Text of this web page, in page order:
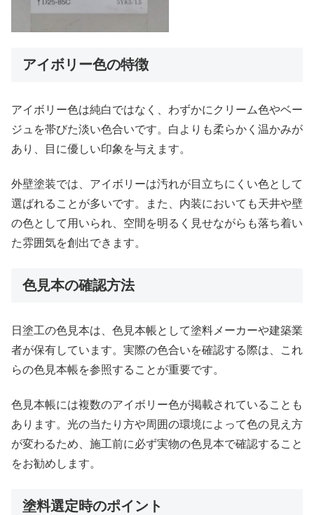
アイボリー色の特徴
アイボリー色は純白ではなく、わずかにクリーム色やベー
ジュを帯びた淡い色合いです。白よりも柔らかく温かみが
あり、目に優しい印象を与えます。
外壁塗装では、アイボリーは汚れが目立ちにくい色として
選ばれることが多いです。また、内装においても天井や壁
の色として用いられ、空間を明るく見せながらも落ち着い
た雰囲気を創出できます。
色見本の確認方法
日塗工の色見本は、色見本帳として塗料メーカーや建築業
者が保有しています。実際の色合いを確認する際は、これ
らの色見本帳を参照することが重要です。
色見本帳には複数のアイボリー色が掲載されていることも
あります。光の当たり方や周囲の環境によって色の見え方
が変わるため、施工前に必ず実物の色見本で確認すること
をお勧めします。
塗料選定時のポイント